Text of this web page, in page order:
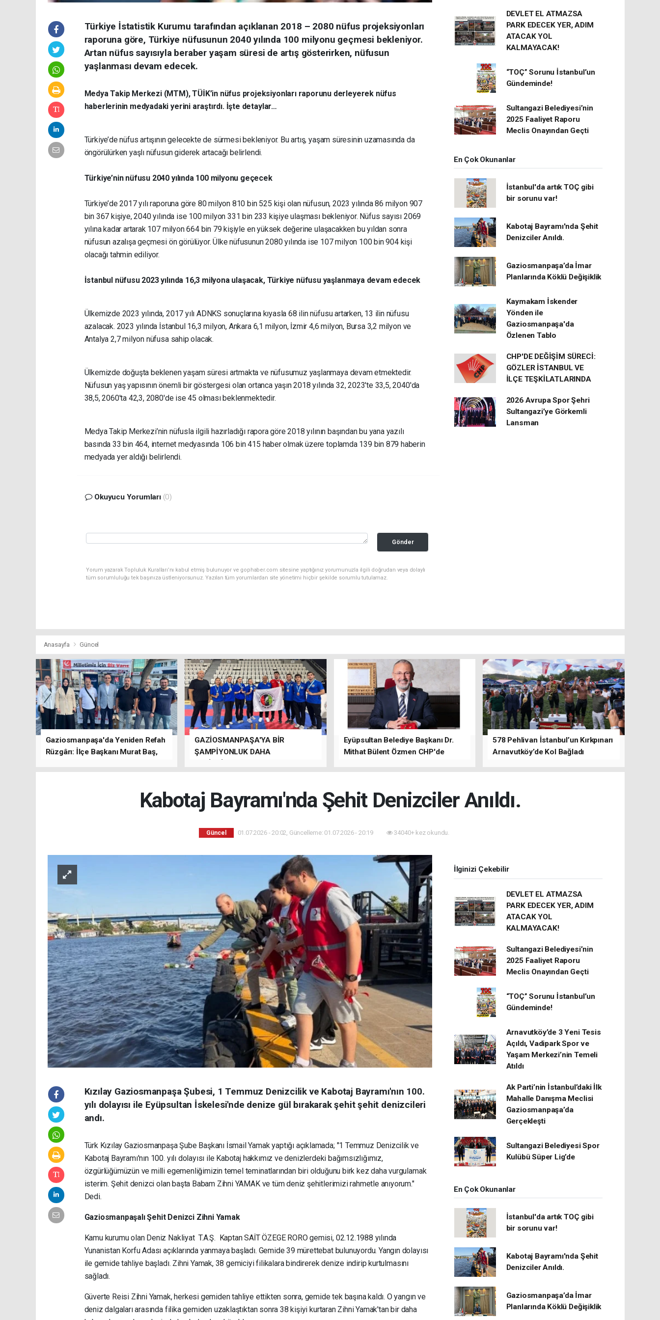
Türkiye İstatistik Kurumu tarafından açıklanan 2018 – 2080 nüfus projeksiyonları
raporuna göre, Türkiye nüfusunun 2040 yılında 100 milyonu geçmesi bekleniyor.
Artan nüfus sayısıyla beraber yaşam süresi de artış gösterirken, nüfusun
yaşlanması devam edecek.
Medya Takip Merkezi (MTM), TÜİK’in nüfus projeksiyonları raporunu derleyerek nüfus
haberlerinin medyadaki yerini araştırdı. İşte detaylar…
Türkiye’de nüfus artışının gelecekte de sürmesi bekleniyor. Bu artış, yaşam süresinin uzamasında da
öngörülürken yaşlı nüfusun giderek artacağı belirlendi.
Türkiye’nin nüfusu 2040 yılında 100 milyonu geçecek
Türkiye’de 2017 yılı raporuna göre 80 milyon 810 bin 525 kişi olan nüfusun, 2023 yılında 86 milyon 907
bin 367 kişiye, 2040 yılında ise 100 milyon 331 bin 233 kişiye ulaşması bekleniyor. Nüfus sayısı 2069
yılına kadar artarak 107 milyon 664 bin 79 kişiyle en yüksek değerine ulaşacakken bu yıldan sonra
nüfusun azalışa geçmesi ön görülüyor. Ülke nüfusunun 2080 yılında ise 107 milyon 100 bin 904 kişi
olacağı tahmin ediliyor.
İstanbul nüfusu 2023 yılında 16,3 milyona ulaşacak, Türkiye nüfusu yaşlanmaya devam edecek
Ülkemizde 2023 yılında, 2017 yılı ADNKS sonuçlarına kıyasla 68 ilin nüfusu artarken, 13 ilin nüfusu
azalacak. 2023 yılında İstanbul 16,3 milyon, Ankara 6,1 milyon, İzmir 4,6 milyon, Bursa 3,2 milyon ve
Antalya 2,7 milyon nüfusa sahip olacak.
Ülkemizde doğuşta beklenen yaşam süresi artmakta ve nüfusumuz yaşlanmaya devam etmektedir.
Nüfusun yaş yapısının önemli bir göstergesi olan ortanca yaşın 2018 yılında 32, 2023'te 33,5, 2040'da
38,5, 2060'ta 42,3, 2080'de ise 45 olması beklenmektedir.
Medya Takip Merkezi’nin nüfusla ilgili hazırladığı rapora göre 2018 yılının başından bu yana yazılı
basında 33 bin 464, internet medyasında 106 bin 415 haber olmak üzere toplamda 139 bin 879 haberin
medyada yer aldığı belirlendi.
Okuyucu Yorumları (0)
Gönder
Yorum yazarak Topluluk Kuralları’nı kabul etmiş bulunuyor ve gophaber.com sitesine yaptığınız yorumunuzla ilgili doğrudan veya dolaylı
tüm sorumluluğu tek başınıza üstleniyorsunuz. Yazılan tüm yorumlardan site yönetimi hiçbir şekilde sorumlu tutulamaz.
DEVLET EL ATMAZSA
PARK EDECEK YER, ADIM
ATACAK YOL
KALMAYACAK!
“TOÇ” Sorunu İstanbul’un
Gündeminde!
Sultangazi Belediyesi’nin
2025 Faaliyet Raporu
Meclis Onayından Geçti
En Çok Okunanlar
İstanbul'da artık TOÇ gibi
bir sorunu var!
Kabotaj Bayramı'nda Şehit
Denizciler Anıldı.
Gaziosmanpaşa’da İmar
Planlarında Köklü Değişiklik
Kaymakam İskender
Yönden ile
Gaziosmanpaşa'da
Özlenen Tablo
CHP'DE DEĞİŞİM SÜRECİ:
GÖZLER İSTANBUL VE
İLÇE TEŞKİLATLARINDA
2026 Avrupa Spor Şehri
Sultangazi’ye Görkemli
Lansman
Anasayfa Güncel
Gaziosmanpaşa'da Yeniden Refah
Rüzgârı: İlçe Başkanı Murat Baş,
GAZİOSMANPAŞA'YA BİR
ŞAMPİYONLUK DAHA
Eyüpsultan Belediye Başkanı Dr.
Mithat Bülent Özmen CHP'de
578 Pehlivan İstanbul’un Kırkpınarı
Arnavutköy’de Kol Bağladı
Kabotaj Bayramı'nda Şehit Denizciler Anıldı.
Güncel 01.07.2026 - 20:02, Güncelleme: 01.07.2026 - 20:19 34040+ kez okundu.
Kızılay Gaziosmanpaşa Şubesi, 1 Temmuz Denizcilik ve Kabotaj Bayramı'nın 100.
yılı dolayısı ile Eyüpsultan İskelesi'nde denize gül bırakarak şehit şehit denizcileri
andı.
Türk Kızılay Gaziosmanpaşa Şube Başkanı İsmail Yamak yaptığı açıklamada; "1 Temmuz Denizcilik ve
Kabotaj Bayramı'nın 100. yılı dolayısı ile Kabotaj hakkımız ve denizlerdeki bağımsızlığımız,
özgürlüğümüzün ve milli egemenliğimizin temel teminatlarından biri olduğunu birk kez daha vurgulamak
isterim. Şehit denizci olan başta Babam Zihni YAMAK ve tüm deniz şehitlerimizi rahmetle anıyorum."
Dedi.
Gaziosmanpaşalı Şehit Denizci Zihni Yamak
Kamu kurumu olan Deniz Nakliyat T.A.Ş. Kaptan SAİT ÖZEGE ROROgemisi, 02.12.1988 yılında
Yunanistan Korfu Adası açıklarında yanmaya başladı. Gemide 39 mürettebat bulunuyordu. Yangın dolayısı
ile gemide tahliye başladı. Zihni Yamak, 38 gemiciyi filikalara bindirerek denize indirip kurtulmasını
sağladı.
Güverte Reisi Zihni Yamak, herkesi gemiden tahliye ettikten sonra, gemide tek başına kaldı. O yangın ve
deniz dalgaları arasında filika gemiden uzaklaştıktan sonra 38 kişiyi kurtaran Zihni Yamak'tan bir daha
İlginizi Çekebilir
DEVLET EL ATMAZSA
PARK EDECEK YER, ADIM
ATACAK YOL
KALMAYACAK!
Sultangazi Belediyesi’nin
2025 Faaliyet Raporu
Meclis Onayından Geçti
“TOÇ” Sorunu İstanbul’un
Gündeminde!
Arnavutköy’de 3 Yeni Tesis
Açıldı, Vadipark Spor ve
Yaşam Merkezi’nin Temeli
Atıldı
Ak Parti’nin İstanbul’daki İlk
Mahalle Danışma Meclisi
Gaziosmanpaşa’da
Gerçekleşti
Sultangazi Belediyesi Spor
Kulübü Süper Lig’de
En Çok Okunanlar
İstanbul'da artık TOÇ gibi
bir sorunu var!
Kabotaj Bayramı'nda Şehit
Denizciler Anıldı.
Gaziosmanpaşa’da İmar
Planlarında Köklü Değişiklik